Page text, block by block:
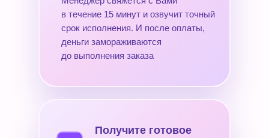
в течение 15 минут и озвучит точный
срок исполнения. И после оплаты,
деньги замораживаются
до выполнения заказа
Получите готовое